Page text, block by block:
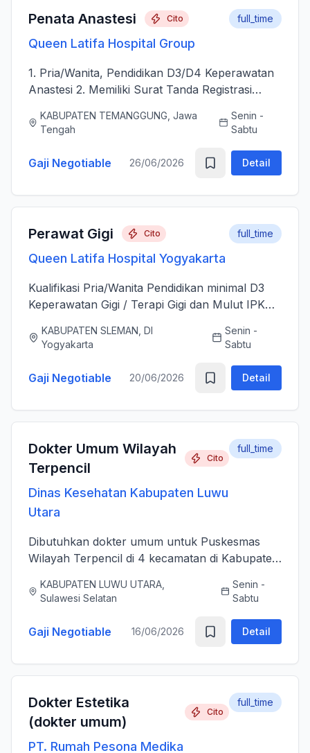
Penata Anastesi Cito
Queen Latifa Hospital Group
full_time
1. Pria/Wanita, Pendidikan D3/D4 Keperawatan
Anastesi 2. Memiliki Surat Tanda Registrasi
kepenataan anestesi sebelum, selama, dan
sesudah Tindakan Operasi 3....
KABUPATEN TEMANGGUNG, Jawa
Tengah
Senin -
Sabtu
Gaji Negotiable 26/06/2026 Detail
Perawat Gigi Cito
Queen Latifa Hospital Yogyakarta
full_time
Kualifikasi Pria/Wanita Pendidikan minimal D3
Keperawatan Gigi / Terapi Gigi dan Mulut IPK
(STR) yang masih aktif Memiliki ijazah dan
sertifikat pendu...
KABUPATEN SLEMAN, DI
Yogyakarta
Senin -
Sabtu
Gaji Negotiable 20/06/2026 Detail
Dokter Umum Wilayah
Terpencil
Cito
Dinas Kesehatan Kabupaten Luwu
Utara
full_time
Dibutuhkan dokter umum untuk Puskesmas
Wilayah Terpencil di 4 kecamatan di Kabupaten
KABUPATEN LUWU UTARA,
Sulawesi Selatan
Senin -
Sabtu
Gaji Negotiable 16/06/2026 Detail
Dokter Estetika
(dokter umum)
Cito
PT. Rumah Pesona Medika
full_time